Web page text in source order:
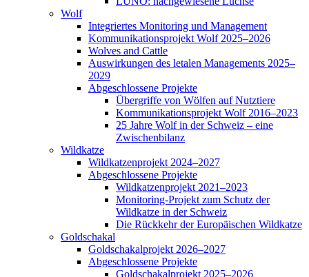
Wolf
Integriertes Monitoring und Management
Kommunikationsprojekt Wolf 2025–2026
Wolves and Cattle
Auswirkungen des letalen Managements 2025–
2029
Abgeschlossene Projekte
Übergriffe von Wölfen auf Nutztiere
Kommunikationsprojekt Wolf 2016–2023
25 Jahre Wolf in der Schweiz – eine
Zwischenbilanz
Wildkatze
Wildkatzenprojekt 2024–2027
Abgeschlossene Projekte
Wildkatzenprojekt 2021–2023
Monitoring-Projekt zum Schutz der
Wildkatze in der Schweiz
Die Rückkehr der Europäischen Wildkatze
Goldschakal
Goldschakalprojekt 2026–2027
Abgeschlossene Projekte
Goldschakalprojekt 2025–2026